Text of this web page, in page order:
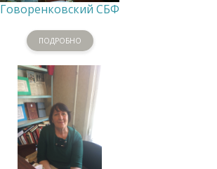
Говоренковский СБФ
ПОДРОБНО